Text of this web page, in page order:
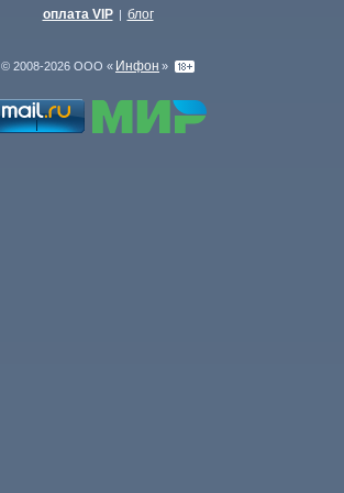
оплата VIP | блог
© 2008-2026 ООО « Инфон »